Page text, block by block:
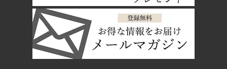
2/10
-新着商品 -
【 ペルー産 パイライト クラスター 】
◇営業時間 平日10:00-16:00
◇土日祝は順次週明けに対応させていただきます。
【神在月2025 限定商品の販売について】2025/9/30